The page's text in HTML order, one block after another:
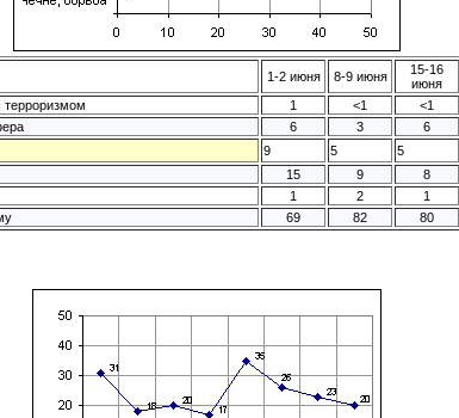
1-2 июня 8-9 июня
15-16
июня
терроризмом
1 <1 <1
6 3 6
9 5 5
15 9 8
1 2 1
69 82 80